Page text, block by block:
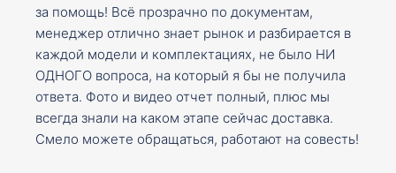
за помощь! Всё прозрачно по документам,
менеджер отлично знает рынок и разбирается в
каждой модели и комплектациях, не было НИ
ОДНОГО вопроса, на который я бы не получила
ответа. Фото и видео отчет полный, плюс мы
всегда знали на каком этапе сейчас доставка.
Смело можете обращаться, работают на совесть!